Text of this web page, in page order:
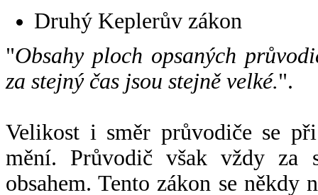
Druhý Keplerův zákon
"Obsahy ploch opsaných
za stejný čas jsou stejně velké.".
Velikost i směr průvodiče se
mění. Průvodič však vždy za
obsahem. Tento zákon se někdy